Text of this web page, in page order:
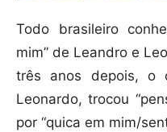
Todo brasileiro
mim” de Leandro e
três anos depois, o
Leonardo, trocou
por “quica em mim/